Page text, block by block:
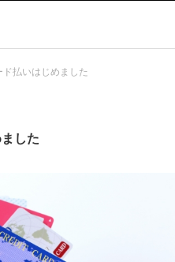
ド払いはじめました
した